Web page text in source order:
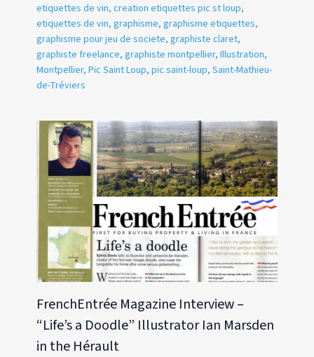
etiquettes de vin, creation etiquettes pic st loup,
etiquettes de vin, graphisme, graphisme etiquettes,
graphisme pour jeu de societe, graphiste claret,
graphiste freelance, graphiste montpellier, Illustration,
Montpellier, Pic Saint Loup, pic saint-loup, Saint-Mathieu-
de-Tréviers
FrenchEntrée Magazine Interview –
“Life’s a Doodle” Illustrator Ian Marsden
in the Hérault